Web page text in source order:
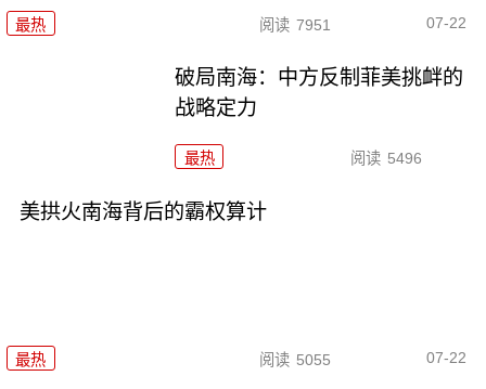
最热 阅读 7951 07-22
破局南海：中方反制菲美挑衅的
战略定力
最热 阅读 5496
美拱火南海背后的霸权算计
最热 阅读 5055 07-22